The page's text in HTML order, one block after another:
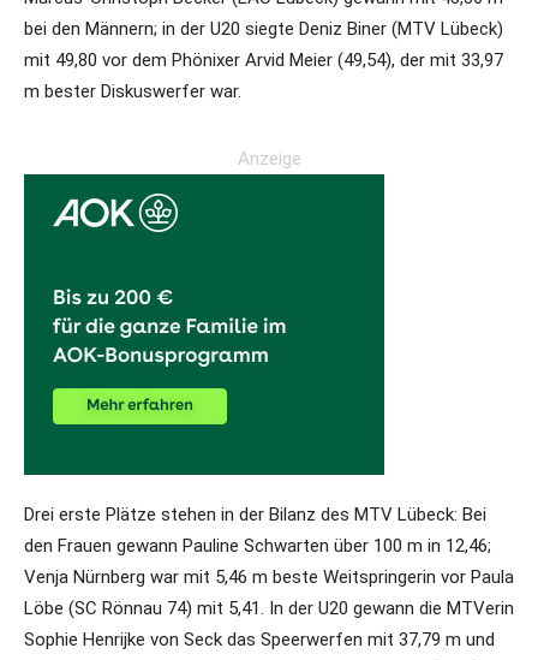
bei den Männern; in der U20 siegte Deniz Biner (MTV Lübeck)
mit 49,80 vor dem Phönixer Arvid Meier (49,54), der mit 33,97
m bester Diskuswerfer war.
Anzeige
Drei erste Plätze stehen in der Bilanz des MTV Lübeck: Bei
den Frauen gewann Pauline Schwarten über 100 m in 12,46;
Venja Nürnberg war mit 5,46 m beste Weitspringerin vor Paula
Löbe (SC Rönnau 74) mit 5,41. In der U20 gewann die MTVerin
Sophie Henrijke von Seck das Speerwerfen mit 37,79 m und